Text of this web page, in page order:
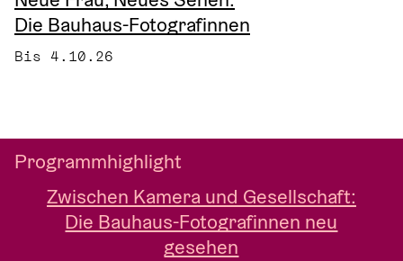
Die Bauhaus-Fotografinnen
Bis 4.10.26
Programmhighlight
Zwischen Kamera und Gesellschaft:
Die Bauhaus-Fotografinnen neu
gesehen